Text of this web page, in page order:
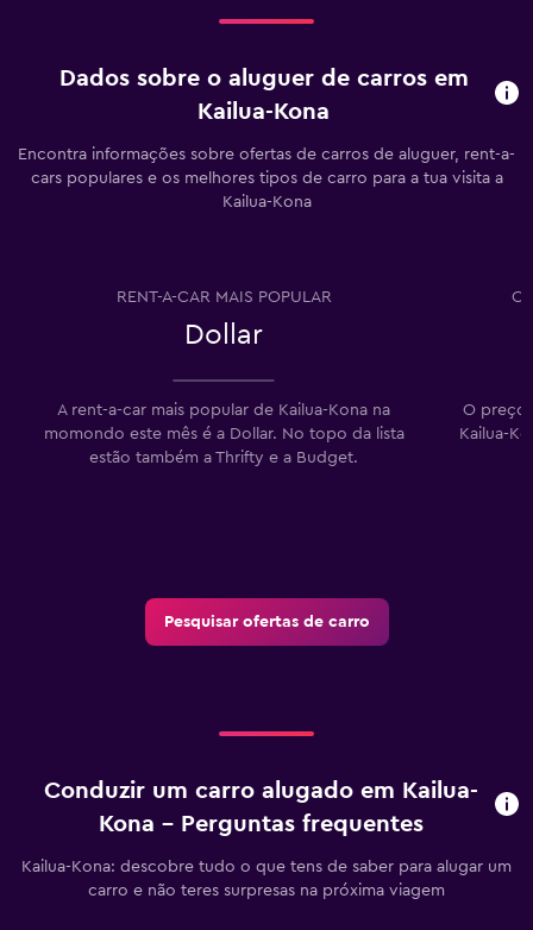
Dados sobre o aluguer de carros em
Kailua-Kona
Encontra informações sobre ofertas de carros de aluguer, rent-a-
cars populares e os melhores tipos de carro para a tua visita a
Kailua-Kona
RENT-A-CAR MAIS POPULAR
Dollar
A rent-a-car mais popular de Kailua-Kona na
momondo este mês é a Dollar. No topo da lista
estão também a Thrifty e a Budget.
O preço
Kailua-
Pesquisar ofertas de carro
Conduzir um carro alugado em Kailua-
Kona - Perguntas frequentes
Kailua-Kona: descobre tudo o que tens de saber para alugar um
carro e não teres surpresas na próxima viagem